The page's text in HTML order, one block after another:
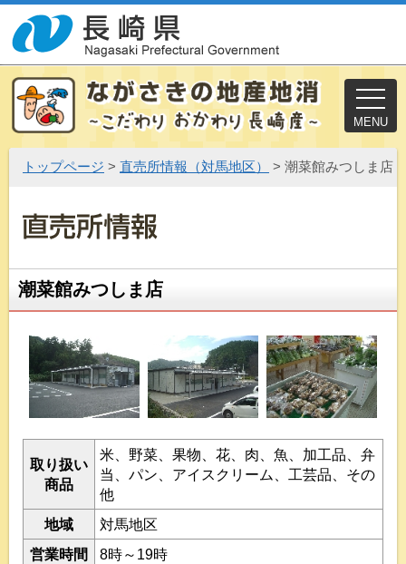
MENU
トップページ > 直売所情報（対馬地区） > 潮菜館みつしま店
潮菜館みつしま店
取り扱い
商品
米、野菜、果物、花、肉、魚、加工品、弁
当、パン、アイスクリーム、工芸品、その
他
地域
対馬地区
営業時間
8時～19時